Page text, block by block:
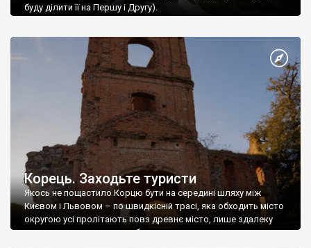
буду ділити її на Першу і Другу).
Корець. Заходьте туристи
Якось не пощастило Корцю бути на середині шляху між
Києвом і Львовом – по швидкісній трасі, яка обходить місто
округою усі пролітають повз древнє місто, лише здалеку
краєм ока поглянувши на блиск з